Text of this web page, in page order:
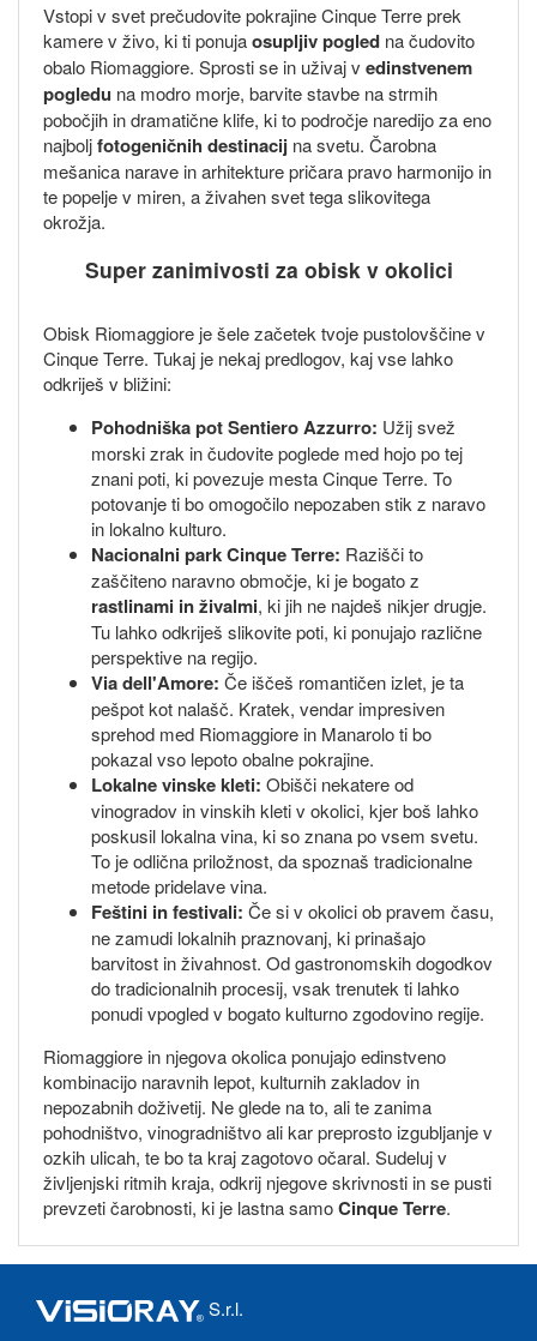
Vstopi v svet prečudovite pokrajine Cinque Terre prek
kamere v živo, ki ti ponujaosupljiv pogled na čudovito
obalo Riomaggiore. Sprosti se in uživaj v edinstvenem
pogledu na modro morje, barvite stavbe na strmih
pobočjih in dramatične klife, ki to področje naredijo za eno
najboljfotogeničnih destinacij na svetu. Čarobna
mešanica narave in arhitekture pričara pravo harmonijo in
te popelje v miren, a živahen svet tega slikovitega
okrožja.
Super zanimivosti za obisk v okolici
Obisk Riomaggiore je šele začetek tvoje pustolovščine v
Cinque Terre. Tukaj je nekaj predlogov, kaj vse lahko
odkriješ v bližini:
Pohodniška pot Sentiero Azzurro: Užij svež
morski zrak in čudovite poglede med hojo po tej
znani poti, ki povezuje mesta Cinque Terre. To
potovanje ti bo omogočilo nepozaben stik z naravo
in lokalno kulturo.
Nacionalni park Cinque Terre: Razišči to
zaščiteno naravno območje, ki je bogato z
rastlinami in živalmi, ki jih ne najdeš nikjer drugje.
Tu lahko odkriješ slikovite poti, ki ponujajo različne
perspektive na regijo.
Via dell'Amore: Če iščeš romantičen izlet, je ta
pešpot kot nalašč. Kratek, vendar impresiven
sprehod med Riomaggiore in Manarolo ti bo
pokazal vso lepoto obalne pokrajine.
Lokalne vinske kleti: Obišči nekatere od
vinogradov in vinskih kleti v okolici, kjer boš lahko
poskusil lokalna vina, ki so znana po vsem svetu.
To je odlična priložnost, da spoznaš tradicionalne
metode pridelave vina.
Feštini in festivali: Če si v okolici ob pravem času,
ne zamudi lokalnih praznovanj, ki prinašajo
barvitost in živahnost. Od gastronomskih dogodkov
do tradicionalnih procesij, vsak trenutek ti lahko
ponudi vpogled v bogato kulturno zgodovino regije.
Riomaggiore in njegova okolica ponujajo edinstveno
kombinacijo naravnih lepot, kulturnih zakladov in
nepozabnih doživetij. Ne glede na to, ali te zanima
pohodništvo, vinogradništvo ali kar preprosto izgubljanje v
ozkih ulicah, te bo ta kraj zagotovo očaral. Sudeluj v
življenjski ritmih kraja, odkrij njegove skrivnosti in se pusti
prevzeti čarobnosti, ki je lastna samoCinque Terre.
S.r.l.